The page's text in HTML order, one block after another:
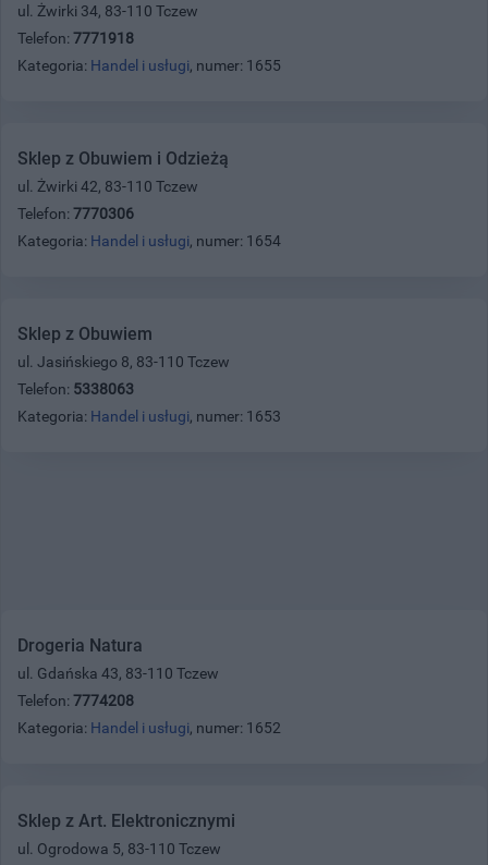
ul. Żwirki 34, 83-110 Tczew
Telefon: 7771918
Kategoria: Handel i usługi, numer: 1655
Sklep z Obuwiem i Odzieżą
ul. Żwirki 42, 83-110 Tczew
Telefon: 7770306
Kategoria: Handel i usługi, numer: 1654
Sklep z Obuwiem
ul. Jasińskiego 8, 83-110 Tczew
Telefon: 5338063
Kategoria: Handel i usługi, numer: 1653
Drogeria Natura
ul. Gdańska 43, 83-110 Tczew
Telefon: 7774208
Kategoria: Handel i usługi, numer: 1652
Sklep z Art. Elektronicznymi
ul. Ogrodowa 5, 83-110 Tczew